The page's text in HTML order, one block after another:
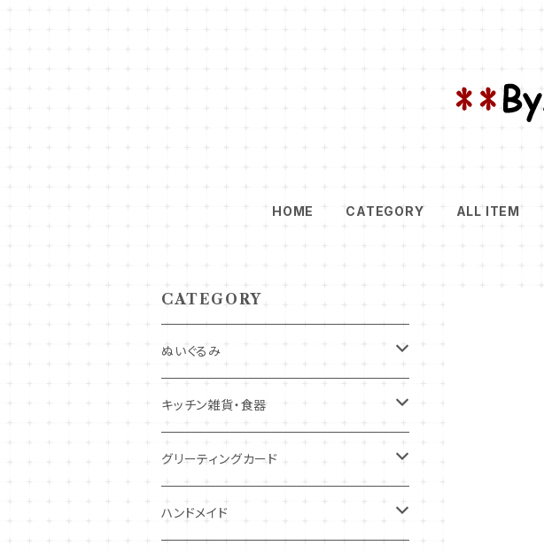
HOME CATEGORY ALL ITEM
CATEGORY
ぬいぐるみ
キツネ
犬
その他
キッチン雑貨・食器
コースター・布製品
食器
グリーティングカード
バースデーカード
ハンドメイド